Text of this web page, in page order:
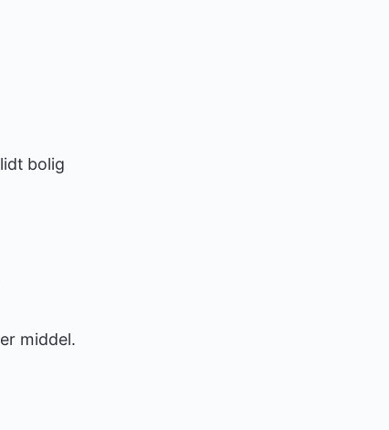
bolig
middel.